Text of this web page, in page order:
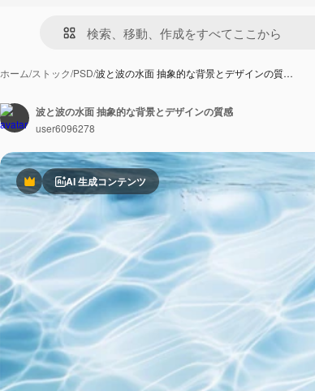
ホーム/ストック/PSD/波と波の水面 抽象的な背景とデザインの質…
PremiumAI 生成コンテンツ
波と波の水面 抽象的な背景とデザインの質感
user6096278